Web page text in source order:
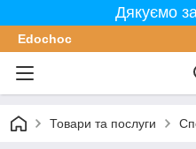
Дякуємо
Edochoс
Товари та послуги